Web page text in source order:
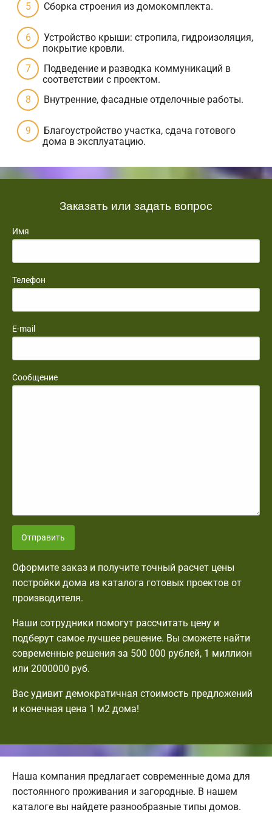
Сборка строения из домокомплекта.
Устройство крыши: стропила, гидроизоляция,
покрытие кровли.
Подведение и разводка коммуникаций в
соответствии с проектом.
Внутренние, фасадные отделочные работы.
Благоустройство участка, сдача готового
дома в эксплуатацию.
Заказать или задать вопрос
Имя
Телефон
E-mail
Сообщение
Отправить
Оформите заказ и получите точный расчет цены
постройки дома из каталога готовых проектов от
производителя.
Наши сотрудники помогут рассчитать цену и
подберут самое лучшее решение. Вы сможете найти
современные решения за 500 000 рублей, 1 миллион
или 2000000 руб.
Вас удивит демократичная стоимость предложений
и конечная цена 1 м2 дома!
Наша компания предлагает современные дома для
постоянного проживания и загородные. В нашем
каталоге вы найдете разнообразные типы домов.